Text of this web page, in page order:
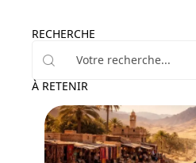
RECHERCHE
À RETENIR